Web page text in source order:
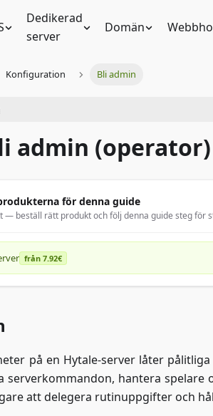
Dedikerad
server
Domän
Konfiguration Bli admin
admin
för denna guide
— beställ rätt produkt och följ denna guide steg för
från 7.92€
på en Hytale-server låter
serverkommandon, hantera
att delegera rutinuppgifter och